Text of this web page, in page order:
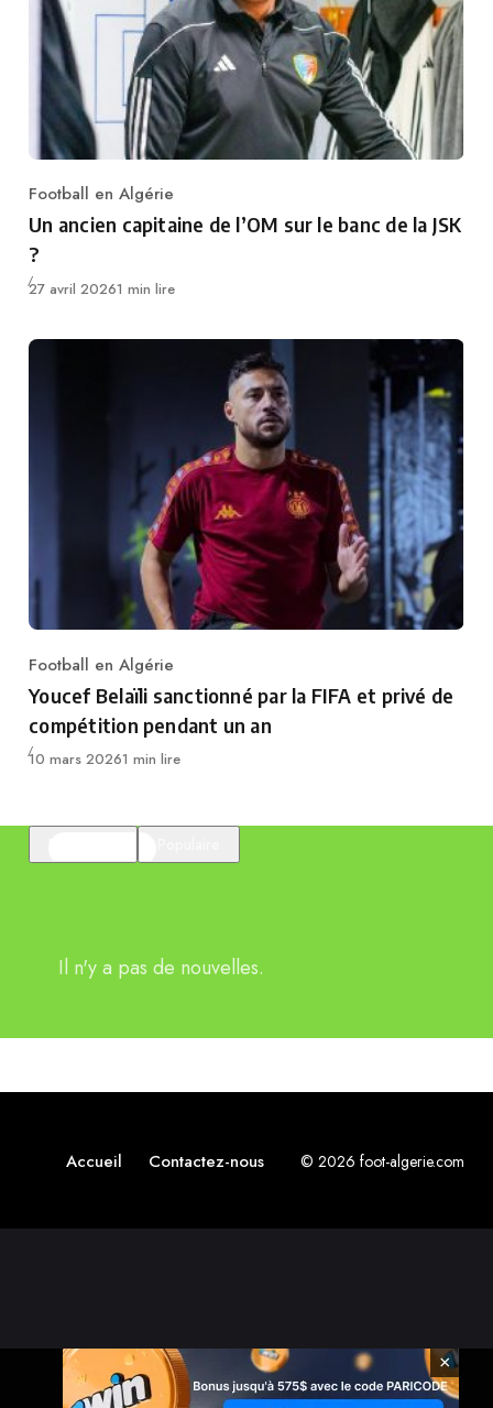
Category
Football en Algérie
Un ancien capitaine de l’OM sur le banc de la JSK
?
Publié
27 avril 20261 min lire
Category
Football en Algérie
Youcef Belaïli sanctionné par la FIFA et privé de
compétition pendant un an
Publié
10 mars 20261 min lire
Il n'y a pas de nouvelles.
Accueil Contactez-nous © 2026 foot-algerie.com
×